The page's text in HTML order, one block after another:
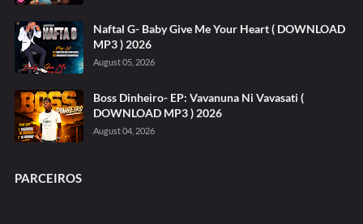
Naftal G- Baby Give Me Your Heart ( DOWNLOAD
MP3 ) 2026
August 05, 2026
Boss Dinheiro- EP: Vavanuna Ni Vavasati (
DOWNLOAD MP3 ) 2026
August 04, 2026
PARCEIROS